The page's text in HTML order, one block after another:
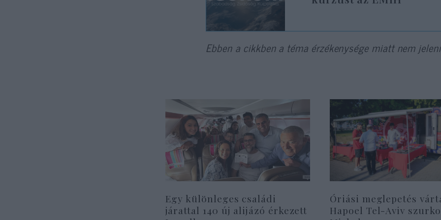
Ebben a cikkben a téma érzékenysége miatt nem
Egy különleges családi
járattal 140 új alijázó érkezett
Óriási meglepetés
Hapoel Tel-Aviv